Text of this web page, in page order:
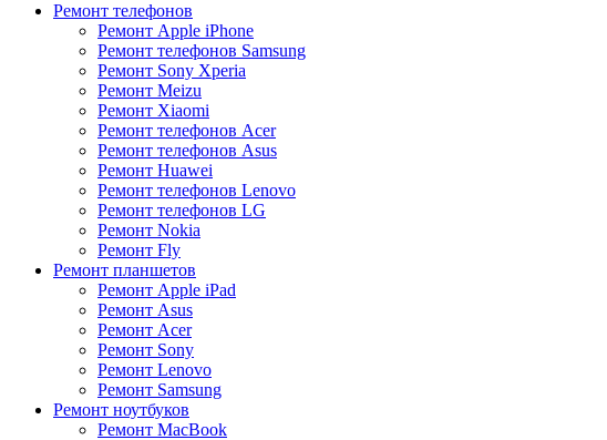
Ремонт телефонов
Ремонт Apple iPhone
Ремонт телефонов Samsung
Ремонт Sony Xperia
Ремонт Meizu
Ремонт Xiaomi
Ремонт телефонов Acer
Ремонт телефонов Asus
Ремонт Huawei
Ремонт телефонов Lenovo
Ремонт телефонов LG
Ремонт Nokia
Ремонт Fly
Ремонт планшетов
Ремонт Apple iPad
Ремонт Asus
Ремонт Acer
Ремонт Sony
Ремонт Lenovo
Ремонт Samsung
Ремонт ноутбуков
Ремонт MacBook